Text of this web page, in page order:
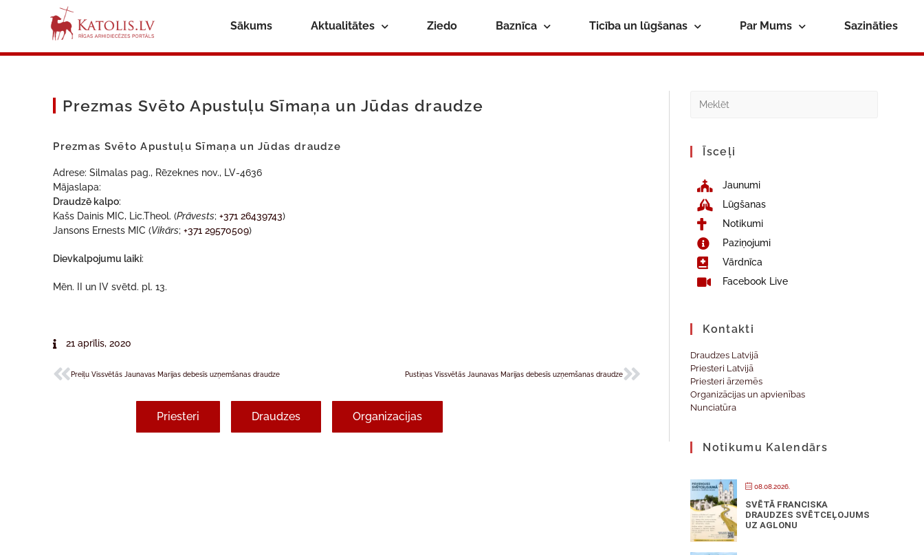
Sākums Aktualitātes Ziedo Baznīca Ticība un lūgšanas Par Mums Sazināties
Prezmas Svēto Apustuļu Sīmaņa un Jūdas draudze
Prezmas Svēto Apustuļu Sīmaņa un Jūdas draudze
Adrese: Silmalas pag., Rēzeknes nov., LV-4636
Mājaslapa:
Draudzē kalpo:
Kašs Dainis MIC, Lic.Theol. (Prāvests;+371 26439743)
Jansons Ernests MIC (Vikārs;+371 29570509)
Dievkalpojumu laiki:
Mēn. II un IV svētd. pl. 13.
21 aprīlis, 2020
Preiļu Vissvētās Jaunavas Marijas debesīs uzņemšanas draudze Pustiņas Vissvētās Jaunavas Marijas debesīs uzņemšanas draudze
Priesteri Draudzes Organizacijas
Īsceļi
Jaunumi
Lūgšanas
Notikumi
Paziņojumi
Vārdnīca
Facebook Live
Kontakti
Draudzes Latvijā
Priesteri Latvijā
Priesteri ārzemēs
Organizācijas un apvienības
Nunciatūra
Notikumu Kalendārs
08.08.2026.
SVĒTĀ FRANCISKA
DRAUDZES SVĒTCEĻOJUMS
UZ AGLONU